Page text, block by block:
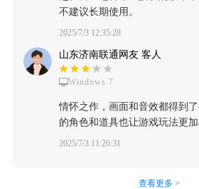
不建议长期使用。
2025/7/3 12:35:28
山东济南联通网友 客人
Windows 7
情怀之作，画面和音效都得到
的角色和道具也让游戏玩法更
2025/7/3 11:26:31
查看更多 >